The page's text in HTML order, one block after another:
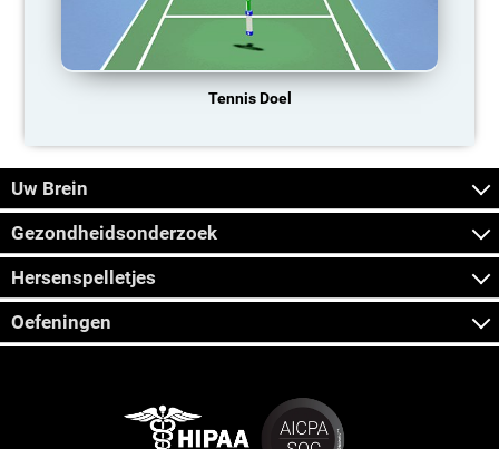
Tennis Doel
Uw Brein
Gezondheidsonderzoek
Hersenspelletjes
Oefeningen